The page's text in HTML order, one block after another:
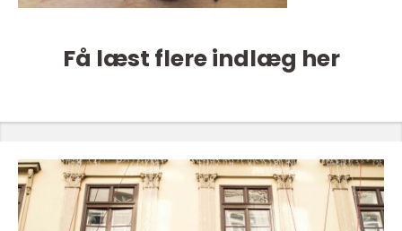
Få læst flere indlæg her